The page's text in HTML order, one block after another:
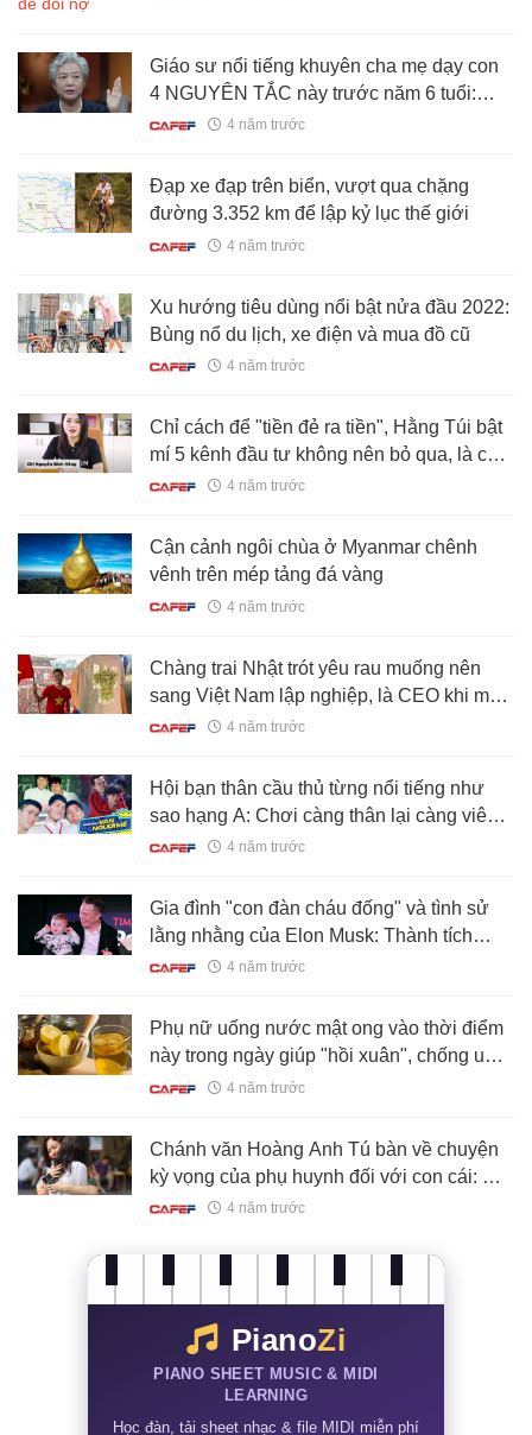
Giáo sư nổi tiếng khuyên cha mẹ dạy con
4 NGUYÊN TẮC này trước năm 6 tuổi:
Đảm bảo cuộc đời "sóng yên biển lặng"
4 năm trước
Đạp xe đạp trên biển, vượt qua chặng
đường 3.352 km để lập kỷ lục thế giới
4 năm trước
Xu hướng tiêu dùng nổi bật nửa đầu 2022:
Bùng nổ du lịch, xe điện và mua đồ cũ
4 năm trước
Chỉ cách để "tiền đẻ ra tiền", Hằng Túi bật
mí 5 kênh đầu tư không nên bỏ qua, là chìa
khóa tích lũy cho tương lai
4 năm trước
Cận cảnh ngôi chùa ở Myanmar chênh
vênh trên mép tảng đá vàng
4 năm trước
Chàng trai Nhật trót yêu rau muống nên
sang Việt Nam lập nghiệp, là CEO khi mới
ngoài 20 4 năm trước
Hội bạn thân cầu thủ từng nổi tiếng như
sao hạng A: Chơi càng thân lại càng viên
mãn!
4 năm trước
Gia đình "con đàn cháu đống" và tình sử
lằng nhằng của Elon Musk: Thành tích
"chống suy giảm dân số" vô tiền khoáng
4 năm trước
Phụ nữ uống nước mật ong vào thời điểm
này trong ngày giúp "hồi xuân", chống ung
thư, thải độc nội tạng
4 năm trước
Chánh văn Hoàng Anh Tú bàn về chuyện
kỳ vọng của phụ huynh đối với con cái: Bố
mẹ bình thường sao mong con phi
4 năm trước
PianoZi
PIANO SHEET MUSIC & MIDI
LEARNING
Học đàn, tải sheet nhạc & file MIDI miễn phí